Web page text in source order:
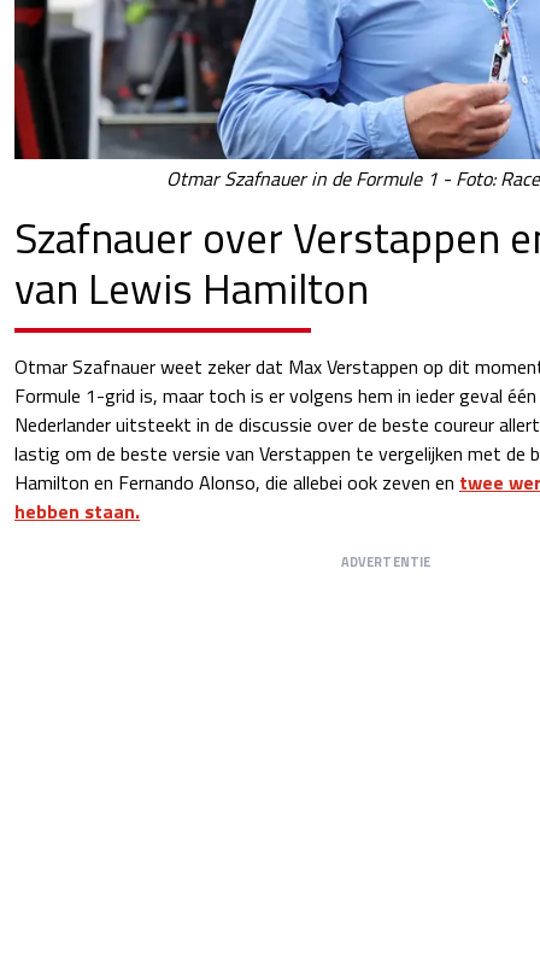
Otmar Szafnauer in de Formule 1 - Foto:
Szafnauer over Verstappen
van Lewis Hamilton
Otmar Szafnauer weet zeker dat Max Verstappen op dit
Formule 1-grid is, maar toch is er volgens hem in ieder geval
Nederlander uitsteekt in de discussie over de beste coureur
lastig om de beste versie van Verstappen te vergelijken met de
Hamilton en Fernando Alonso, die allebei ook zeven en twee
hebben staan.
ADVERTENTIE